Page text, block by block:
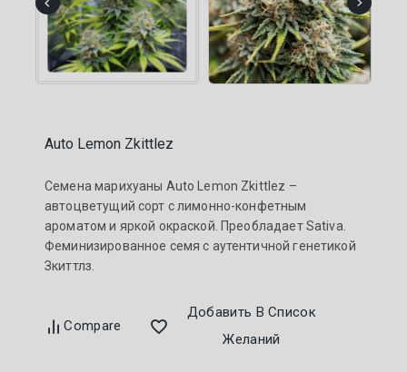
Auto Lemon Zkittlez
Семена марихуаны Auto Lemon Zkittlez –
автоцветущий сорт с лимонно-конфетным
ароматом и яркой окраской. Преобладает Sativa.
Феминизированное семя с аутентичной генетикой
Зкиттлз.
Compare
Добавить В Список
Желаний